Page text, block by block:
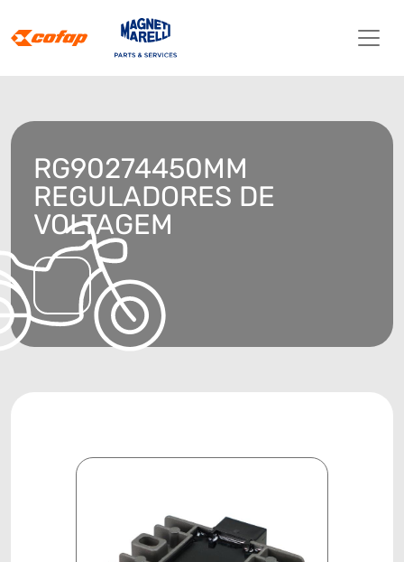
RG90274450MM
REGULADORES DE
VOLTAGEM